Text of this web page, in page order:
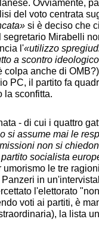
Ovviamente,
del voto centrata
si è deciso che
Mirabelli
l'«utilizzo
a scontro
colpa anche di
PC, il partito fa
la sconfitta.
- di cui i quattro
si assume mai le
non si
socialista
umorismo le tre
in
l'elettorato
voti ai partiti, è
la lista